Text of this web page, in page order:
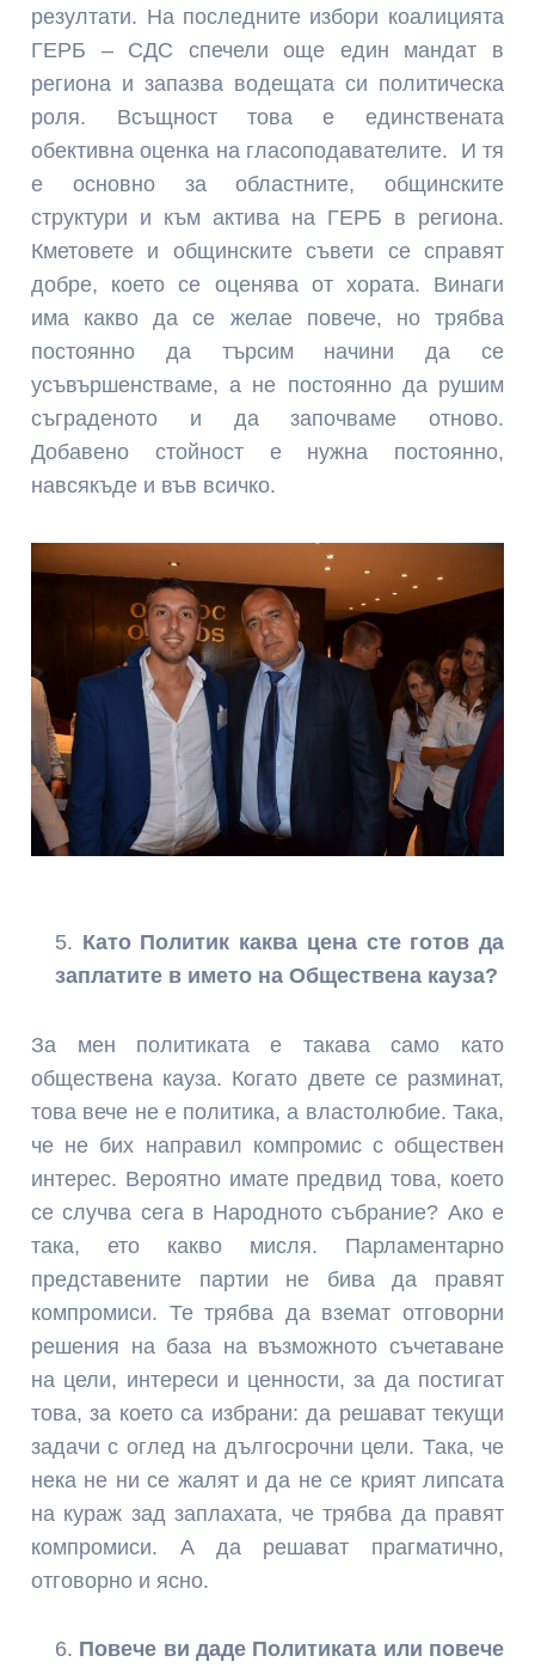
резултати. На последните избори коалицията
ГЕРБ – СДС спечели още един мандат в
региона и запазва водещата си политическа
роля. Всъщност това е единствената
обективна оценка на гласоподавателите. И тя
е основно за областните, общинските
структури и към актива на ГЕРБ в региона.
Кметовете и общинските съвети се справят
добре, което се оценява от хората. Винаги
има какво да се желае повече, но трябва
постоянно да търсим начини да се
усъвършенстваме, а не постоянно да рушим
съграденото и да започваме отново.
Добавено стойност е нужна постоянно,
навсякъде и във всичко.
Като Политик каква цена сте готов да
заплатите в името на Обществена кауза?
За мен политиката е такава само като
обществена кауза. Когато двете се разминат,
това вече не е политика, а властолюбие. Така,
че не бих направил компромис с обществен
интерес. Вероятно имате предвид това, което
се случва сега в Народното събрание? Ако е
така, ето какво мисля. Парламентарно
представените партии не бива да правят
компромиси. Те трябва да вземат отговорни
решения на база на възможното съчетаване
на цели, интереси и ценности, за да постигат
това, за което са избрани: да решават текущи
задачи с оглед на дългосрочни цели. Така, че
нека не ни се жалят и да не се крият липсата
на кураж зад заплахата, че трябва да правят
компромиси. А да решават прагматично,
отговорно и ясно.
Повече ви даде Политиката или повече